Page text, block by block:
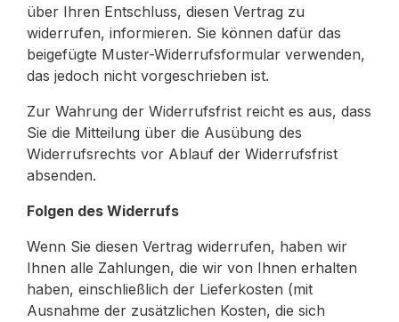
über Ihren Entschluss, diesen Vertrag zu
widerrufen, informieren. Sie können dafür das
beigefügte Muster-Widerrufsformular verwenden,
das jedoch nicht vorgeschrieben ist.
Zur Wahrung der Widerrufsfrist reicht es aus, dass
Sie die Mitteilung über die Ausübung des
Widerrufsrechts vor Ablauf der Widerrufsfrist
absenden.
Folgen des Widerrufs
Wenn Sie diesen Vertrag widerrufen, haben wir
Ihnen alle Zahlungen, die wir von Ihnen erhalten
haben, einschließlich der Lieferkosten (mit
Ausnahme der zusätzlichen Kosten, die sich